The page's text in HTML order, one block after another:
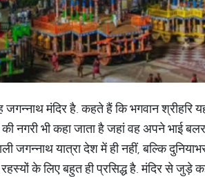
मंदिर है. कहते हैं कि भगवान श्रीहरि
नगरी भी कहा जाता है जहां वह अपने भाई
जगन्नाथ यात्रा देश में ही नहीं, बल्कि
के लिए बहुत ही प्रसिद्ध है. मंदिर से जुड़े